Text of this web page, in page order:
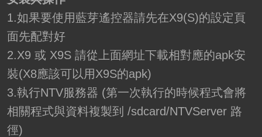
1.如果要使用藍芽遙控器請先在X9(S)的設定頁
面先配對好
2.X9 或 X9S 請從上面網址下載相對應的apk安
裝(X8應該可以用X9S的apk)
3.執行NTV服務器 (第一次執行的時候程式會將
相關程式與資料複製到 /sdcard/NTVServer 路
徑)